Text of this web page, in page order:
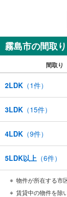
霧島市の間取
間取り
2LDK （1件）
3LDK （15件）
4LDK （9件）
5LDK以上 （6件）
物件が所在する市
賃貸中の物件を除